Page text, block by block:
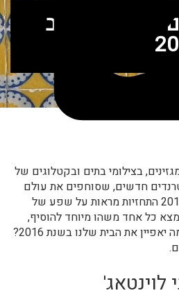
בעולם העיצוב
בצילומי בתים ובקטלוגים של
טרנדים חדשים, שסוחפים את עולם
העיצוב בסערה. גם בשנת 2016 התחזיות מראות על שפע של
כל אחד משהו מיוחד להוסיף,
לחדש ולרענן את הבית. אז מה יאפיין את הבית שלנו בשנת 2016?
לוינטאג'